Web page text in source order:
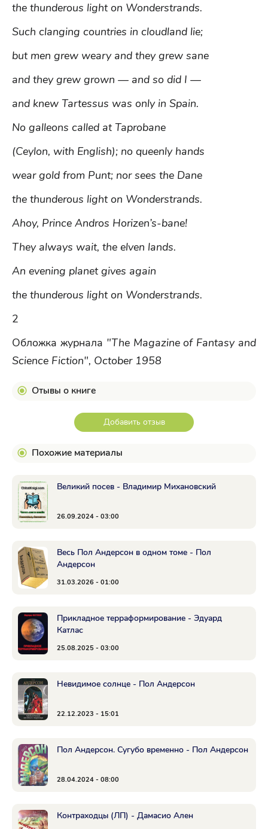
the thunderous light on Wonderstrands.
Such clanging countries in cloudland lie;
but men grew weary and they grew sane
and they grew grown — and so did I —
and knew Tartessus was only in Spain.
No galleons called at Taprobane
(Ceylon, with English); no queenly hands
wear gold from Punt; nor sees the Dane
the thunderous light on Wonderstrands.
Ahoy, Prince Andros Horizen’s-bane!
They always wait, the elven lands.
An evening planet gives again
the thunderous light on Wonderstrands.
2
Обложка журнала "The Magazine of Fantasy and
Science Fiction", October 1958
Отывы о книге
Добавить отзыв
Похожие материалы
Великий посев - Владимир Михановский
26.09.2024 - 03:00
Весь Пол Андерсон в одном томе - Пол
Андерсон
31.03.2026 - 01:00
Прикладное терраформирование - Эдуард
Катлас
25.08.2025 - 03:00
Невидимое солнце - Пол Андерсон
22.12.2023 - 15:01
Пол Андерсон. Сугубо временно - Пол Андерсон
28.04.2024 - 08:00
Контраходцы (ЛП) - Дамасио Ален